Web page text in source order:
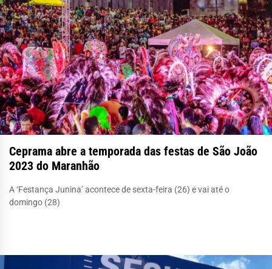
Ceprama abre a temporada das festas de São João
2023 do Maranhão
A ‘Festança Junina’ acontece de sexta-feira (26) e vai até o
domingo (28)